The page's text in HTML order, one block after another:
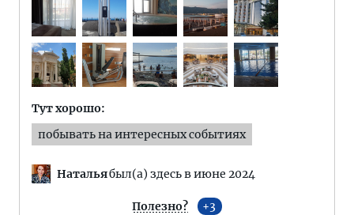
Тут хорошо:
побывать на интересных событиях
Натальябыл(а) здесь в июне 2024
Полезно? 3